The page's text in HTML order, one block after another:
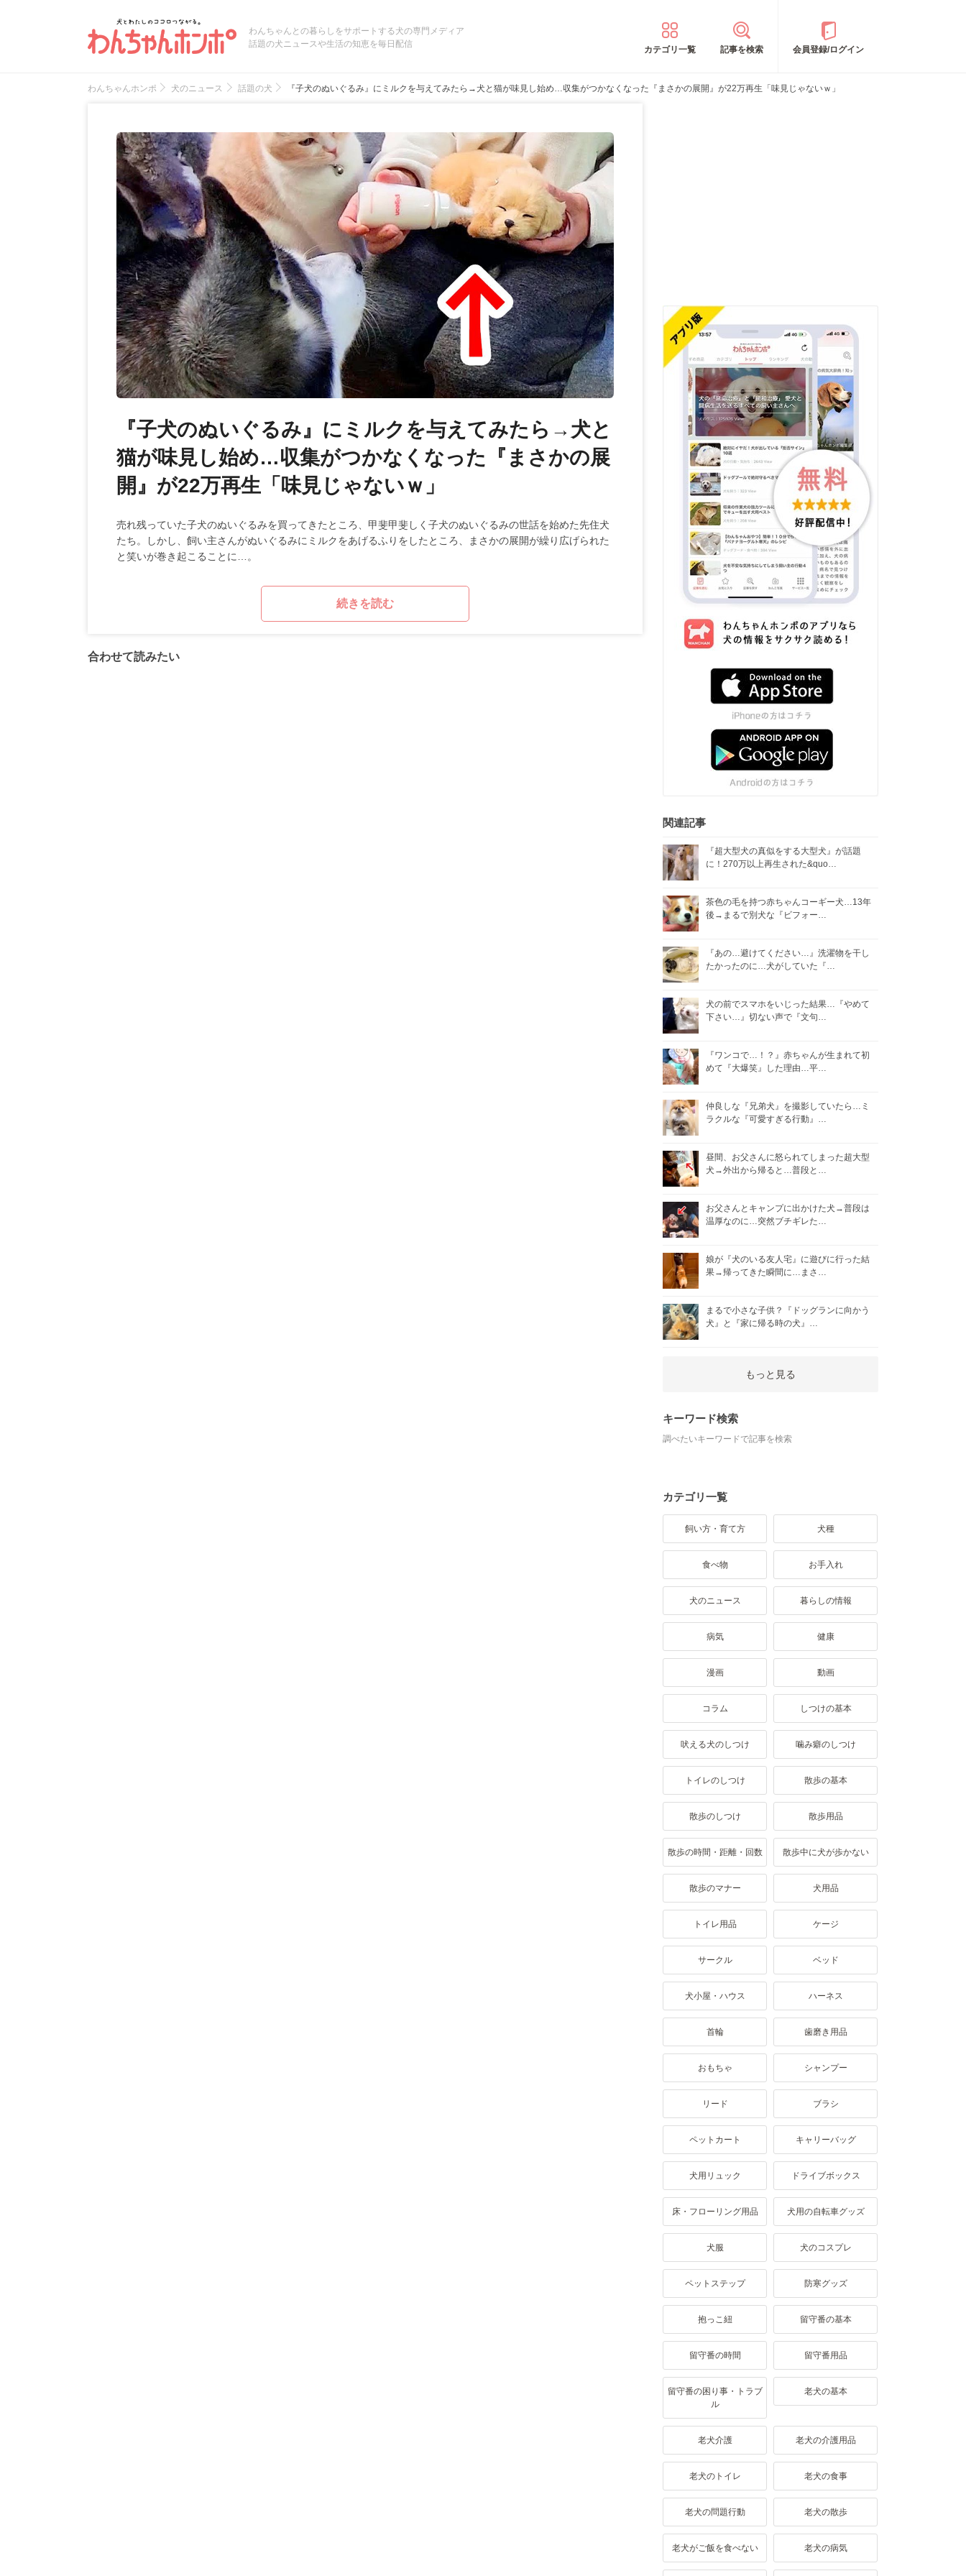
わんちゃんとの暮らしをサポートする犬の専門メディア
話題の犬ニュースや生活の知恵を毎日配信
カテゴリ一覧 記事を検索 会員登録/ログイン
わんちゃんホンポ 犬のニュース 話題の犬 『子犬のぬいぐるみ』にミルクを与えてみたら→犬と猫が味見し始め…収集がつかなくなった『まさかの展開』が22万再生「味見じゃないｗ」
『子犬のぬいぐるみ』にミルクを与えてみたら→犬と
猫が味見し始め…収集がつかなくなった『まさかの展
開』が22万再生「味見じゃないｗ」
売れ残っていた子犬のぬいぐるみを買ってきたところ、甲斐甲斐しく子犬のぬいぐるみの世話を始めた先住犬
たち。しかし、飼い主さんがぬいぐるみにミルクをあげるふりをしたところ、まさかの展開が繰り広げられた
と笑いが巻き起こることに…。
続きを読む
合わせて読みたい
関連記事
『超大型犬の真似をする大型犬』が話題
に！270万以上再生された&quo…
茶色の毛を持つ赤ちゃんコーギー犬…13年
後→まるで別犬な『ビフォー…
『あの…避けてください…』洗濯物を干し
たかったのに…犬がしていた『…
犬の前でスマホをいじった結果…『やめて
下さい…』切ない声で『文句…
『ワンコで…！？』赤ちゃんが生まれて初
めて『大爆笑』した理由…平…
仲良しな『兄弟犬』を撮影していたら…ミ
ラクルな『可愛すぎる行動』…
昼間、お父さんに怒られてしまった超大型
犬→外出から帰ると…普段と…
お父さんとキャンプに出かけた犬→普段は
温厚なのに…突然ブチギレた…
娘が『犬のいる友人宅』に遊びに行った結
果→帰ってきた瞬間に…まさ…
まるで小さな子供？『ドッグランに向かう
犬』と『家に帰る時の犬』…
もっと見る
キーワード検索
調べたいキーワードで記事を検索
カテゴリ一覧
飼い方・育て方 犬種
食べ物 お手入れ
犬のニュース 暮らしの情報
病気 健康
漫画 動画
コラム しつけの基本
吠える犬のしつけ 噛み癖のしつけ
トイレのしつけ 散歩の基本
散歩のしつけ 散歩用品
散歩の時間・距離・回数 散歩中に犬が歩かない
散歩のマナー 犬用品
トイレ用品 ケージ
サークル ベッド
犬小屋・ハウス ハーネス
首輪 歯磨き用品
おもちゃ シャンプー
リード ブラシ
ペットカート キャリーバッグ
犬用リュック ドライブボックス
床・フローリング用品 犬用の自転車グッズ
犬服 犬のコスプレ
ペットステップ 防寒グッズ
抱っこ紐 留守番の基本
留守番の時間 留守番用品
留守番の困り事・トラブ
ル
老犬の基本
老犬介護 老犬の介護用品
老犬のトイレ 老犬の食事
老犬の問題行動 老犬の散歩
老犬がご飯を食べない 老犬の病気